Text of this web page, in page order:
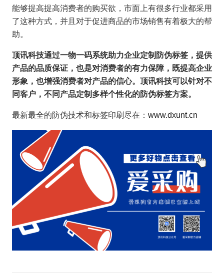
能够提高提高消费者的购买欲，市面上有很多行业都采用
了这种方式，并且对于促进商品的市场销售有着极大的帮
助。
顶讯科技通过一物一码系统助力企业定制防伪标签，提供
产品的品质保证，也是对消费者的有力保障，既提高企业
形象，也增强消费者对产品的信心。顶讯科技可以针对不
同客户，不同产品定制多样个性化的防伪标签方案。
最新最全的防伪技术和标签印刷尽在： www.dxunt.cn